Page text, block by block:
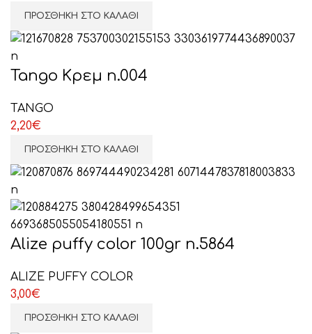
ΠΡΟΣΘΉΚΗ ΣΤΟ ΚΑΛΆΘΙ
Tango Κρεμ n.004
TANGO
2,20€
ΠΡΟΣΘΉΚΗ ΣΤΟ ΚΑΛΆΘΙ
Alize puffy color 100gr n.5864
ALIZE PUFFY COLOR
3,00€
ΠΡΟΣΘΉΚΗ ΣΤΟ ΚΑΛΆΘΙ